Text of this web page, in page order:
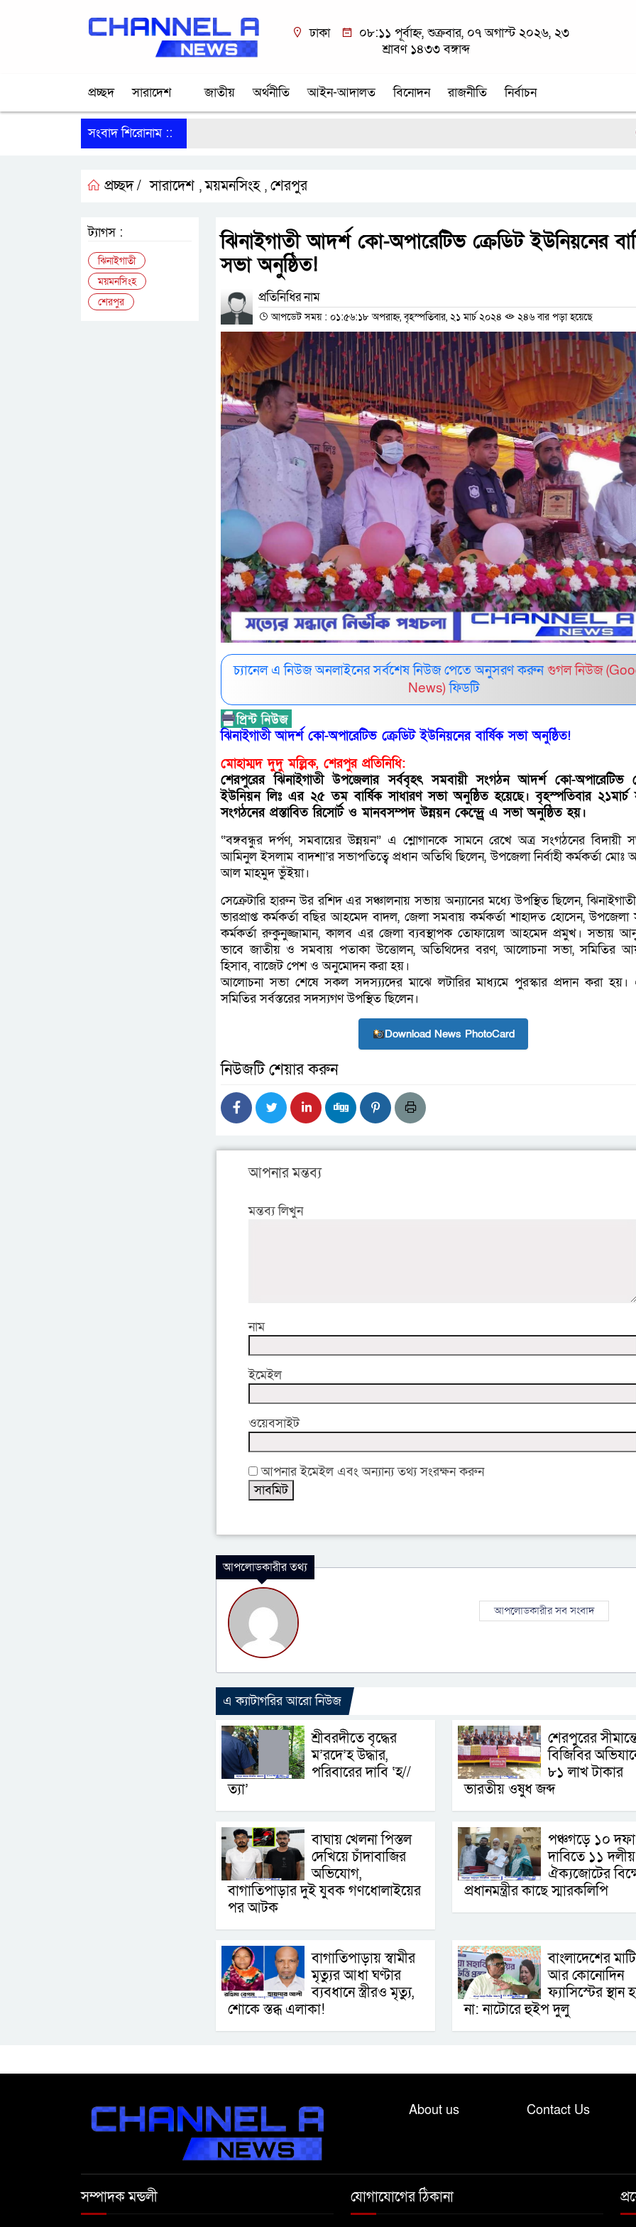
ঢাকা
০৮:১১ পূর্বাহ্ন, শুক্রবার, ০৭ অগাস্ট ২০২৬, ২৩
শ্রাবণ ১৪৩৩ বঙ্গাব্দ
প্রচ্ছদ সারাদেশ জাতীয় অর্থনীতি আইন-আদালত বিনোদন রাজনীতি নির্বাচন
সংবাদ শিরোনাম ::
প্রচ্ছদ / সারাদেশ ,ময়মনসিংহ , শেরপুর
ঝিনাইগাতী আদর্শ কো-অপারেটিভ ক্রেডিট ইউনিয়নের
সভা অনুষ্ঠিত!
প্রতিনিধির নাম
আপডেট সময় : ০১:৫৬:১৮ অপরাহ্ন, বৃহস্পতিবার, ২১ মার্চ ২০২৪ ২৪৬ বার পড়া হয়েছে
চ্যানেল এ নিউজ অনলাইনের সর্বশেষ নিউজ পেতে অনুসরণ করুনগুগল নিউজ
News) ফিডটি
ঝিনাইগাতী আদর্শ কো-অপারেটিভ ক্রেডিট ইউনিয়নের বার্ষিক সভা অনুষ্ঠিত!
মোহাম্মদ দুদু মল্লিক, শেরপুর প্রতিনিধি:
শেরপুরের ঝিনাইগাতী উপজেলার সর্ববৃহৎ সমবায়ী সংগঠন আদর্শ কো-অপারেটিভ
ইউনিয়ন লিঃ এর ২৫ তম বার্ষিক সাধারণ সভা অনুষ্ঠিত হয়েছে। বৃহস্পতিবার ২১মার্চ
সংগঠনের প্রস্তাবিত রিসোর্ট ও মানবসম্পদ উন্নয়ন কেন্দ্র্রে এ সভা অনুষ্ঠিত হয়।
“বঙ্গবন্ধুর দর্পণ, সমবায়ের উন্নয়ন” এ শ্লোগানকে সামনে রেখে অত্র সংগঠনের বিদায়ী
আমিনুল ইসলাম বাদশা’র সভাপতিত্বে প্রধান অতিথি ছিলেন, উপজেলা নির্বাহী কর্মকর্তা মোঃ
আল মাহমুদ ভুঁইয়া।
সেক্রেটারি হারুন উর রশিদ এর সঞ্চালনায় সভায় অন্যানের মধ্যে উপস্থিত ছিলেন,
ভারপ্রাপ্ত কর্মকর্তা বছির আহমেদ বাদল, জেলা সমবায় কর্মকর্তা শাহাদত হোসেন, উপজেলা
কর্মকর্তা রুকুনুজ্জামান, কালব এর জেলা ব্যবস্থাপক তোফায়েল আহমেদ প্রমুখ। সভায়
ভাবে জাতীয় ও সমবায় পতাকা উত্তোলন, অতিথিদের বরণ, আলোচনা সভা, সমিতির
হিসাব, বাজেট পেশ ও অনুমোদন করা হয়।
আলোচনা সভা শেষে সকল সদস্য্যদের মাঝে লটারির মাধ্যমে পুরস্কার প্রদান করা
সমিতির সর্বস্তরের সদস্যগণ উপস্থিত ছিলেন।
Download News PhotoCard
নিউজটি শেয়ার করুন
আপনার মন্তব্য
মন্তব্য লিখুন
নাম
ইমেইল
ওয়েবসাইট
আপনার ইমেইল এবং অন্যান্য তথ্য সংরক্ষন করুন
আপলোডকারীর তথ্য
আপলোডকারীর সব সংবাদ
এ ক্যাটাগরির আরো নিউজ
শ্রীবরদীতে বৃদ্ধের
ম’রদে’হ উদ্ধার,
পরিবারের দাবি ‘হ//
ত্যা’
শেরপুরের
বিজিবির
৮১ লাখ টাকার
ভারতীয় ওষুধ জব্দ
বাঘায় খেলনা পিস্তল
দেখিয়ে চাঁদাবাজির
অভিযোগ,
বাগাতিপাড়ার দুই যুবক গণধোলাইয়ের
পর আটক
পঞ্চগড়ে ১০ দফা
দাবিতে ১১ দলীয়
ঐক্যজোটের
প্রধানমন্ত্রীর কাছে স্মারকলিপি
বাগাতিপাড়ায় স্বামীর
মৃত্যুর আধা ঘণ্টার
ব্যবধানে স্ত্রীরও মৃত্যু,
শোকে স্তব্ধ এলাকা!
বাংলাদেশের
আর কোনোদিন
ফ্যাসিস্টের স্থান
না: নাটোরে হুইপ দুলু
ট্যাগস :
ঝিনাইগাতী
ময়মনসিংহ
শেরপুর
About us Contact Us
সম্পাদক মন্ডলী যোগাযোগের ঠিকানা